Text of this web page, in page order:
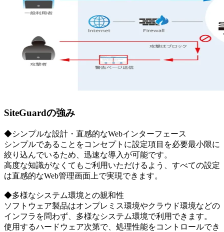
SiteGuardの強み
◆シンプルな設計・直感的なWebインターフェース
シンプルであることをコンセプトに設定項目を必要最小限に
絞り込んでいるため、迅速な導入が可能です。
高度な知識がなくてもご利用いただけるよう、すべての設定
は直感的なWeb管理画面上で実現できます。
◆多様なシステム環境との親和性
ソフトウェア製品はオンプレミス環境やクラウド環境などの
インフラを問わず、多様なシステム環境で利用できます。
使用するハードウェア次第で、処理性能をコントロールでき